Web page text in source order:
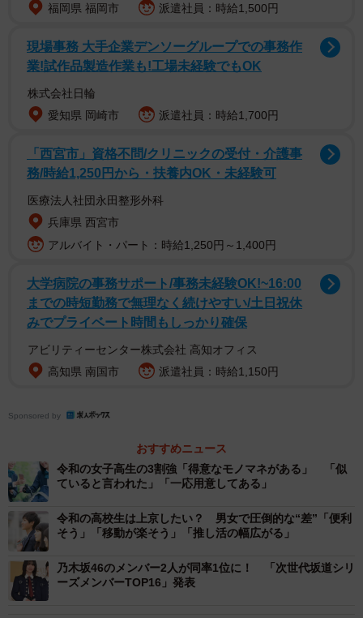
【女子】1日入れるとするならどの坂道グループに入りたいか？（出典：
ワカモノリサーチ／https://wakamono-research.co.jp/media/）
現役女子高生に「1日入れるとするならどの坂道グループに
入りたいですか」と聞いたところ、「乃木坂46」
（13.0％）を大きく上回りました。
理由を見ていくと、「一番有名だから」「乃木坂しか知ら
ない」など、知名度と安心感がそのまま「入るなら乃木坂
が良い」という選択につながっているようです。
また、「清楚な人が多い」「乃木坂の曲が好きだから」
「衣装が好き」といった衣装や王道アイドル像が「乃木坂
46に入ってみたい」という気持ちにさせているようで、女
福岡県 福岡市
派遣社員：時給1,500円
現場事務 大手企業デンソーグループでの事務作
業!試作品製造作業も!工場未経験でもOK
株式会社日輪
愛知県 岡崎市
派遣社員：時給1,700円
「西宮市」資格不問/クリニックの受付・介護事
務/時給1,250円から・扶養内OK・未経験可
医療法人社団永田整形外科
兵庫県 西宮市
アルバイト・パート：時給1,250円～1,400円
大学病院の事務サポート/事務未経験OK!~16:00
までの時短勤務で無理なく続けやすい/土日祝休
みでプライベート時間もしっかり確保
アビリティーセンター株式会社 高知オフィス
高知県 南国市
派遣社員：時給1,150円
Sponsored by
おすすめニュース
令和の女子高生の3割強「得意なモノマネがある」 「似
ていると言われた」「一応用意してある」
令和の高校生は上京したい？ 男女で圧倒的な“差”「便利
そう」「移動が楽そう」「推し活の幅広がる」
乃木坂46のメンバー2人が同率1位に！ 「次世代坂道シリ
ーズメンバーTOP16」発表